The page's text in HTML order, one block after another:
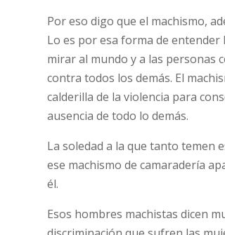
Por eso digo que el machismo,
Lo es por esa forma de
mirar al mundo y a las personas
contra todos los demás. El
calderilla de la violencia para
ausencia de todo lo demás.
La soledad a la que tanto temen
ese machismo de camaradería
él.
Esos hombres machistas dicen